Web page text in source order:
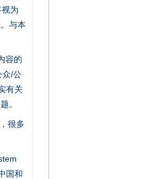
为
与本
容的
众/公
有关
。
很多
国和